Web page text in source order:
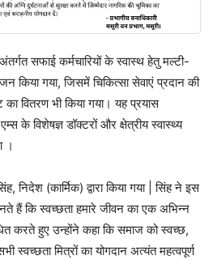
सफाई कर्मचारियों के स्वास्थ हेतु मल्टी-
किया गया, जिसमें चिकित्सा सेवाएं प्रदान की
वितरण भी किया गया। यह प्रयास
एम्स के विशेषज्ञ डॉक्टरों और क्षेत्रीय स्वास्थ्य
।
निदेश (कार्मिक) द्वारा किया गया | सिंह ने इस
हैं कि स्वच्छता हमारे जीवन का एक अभिन्न
करते हुए उन्होंने कहा कि समाज को स्वच्छ,
मित्रों का योगदान अत्यंत महत्वपूर्ण